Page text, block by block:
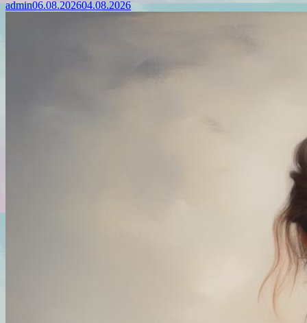
admin06.08.202604.08.2026